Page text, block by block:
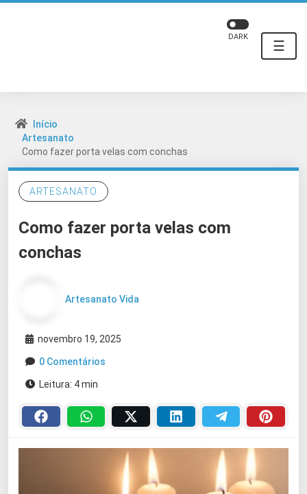
☰
DARK
Início
Artesanato
Como fazer porta velas com conchas
ARTESANATO
Como fazer porta velas com
conchas
Artesanato Vida
novembro 19, 2025
0 Comentários
Leitura: 4 min